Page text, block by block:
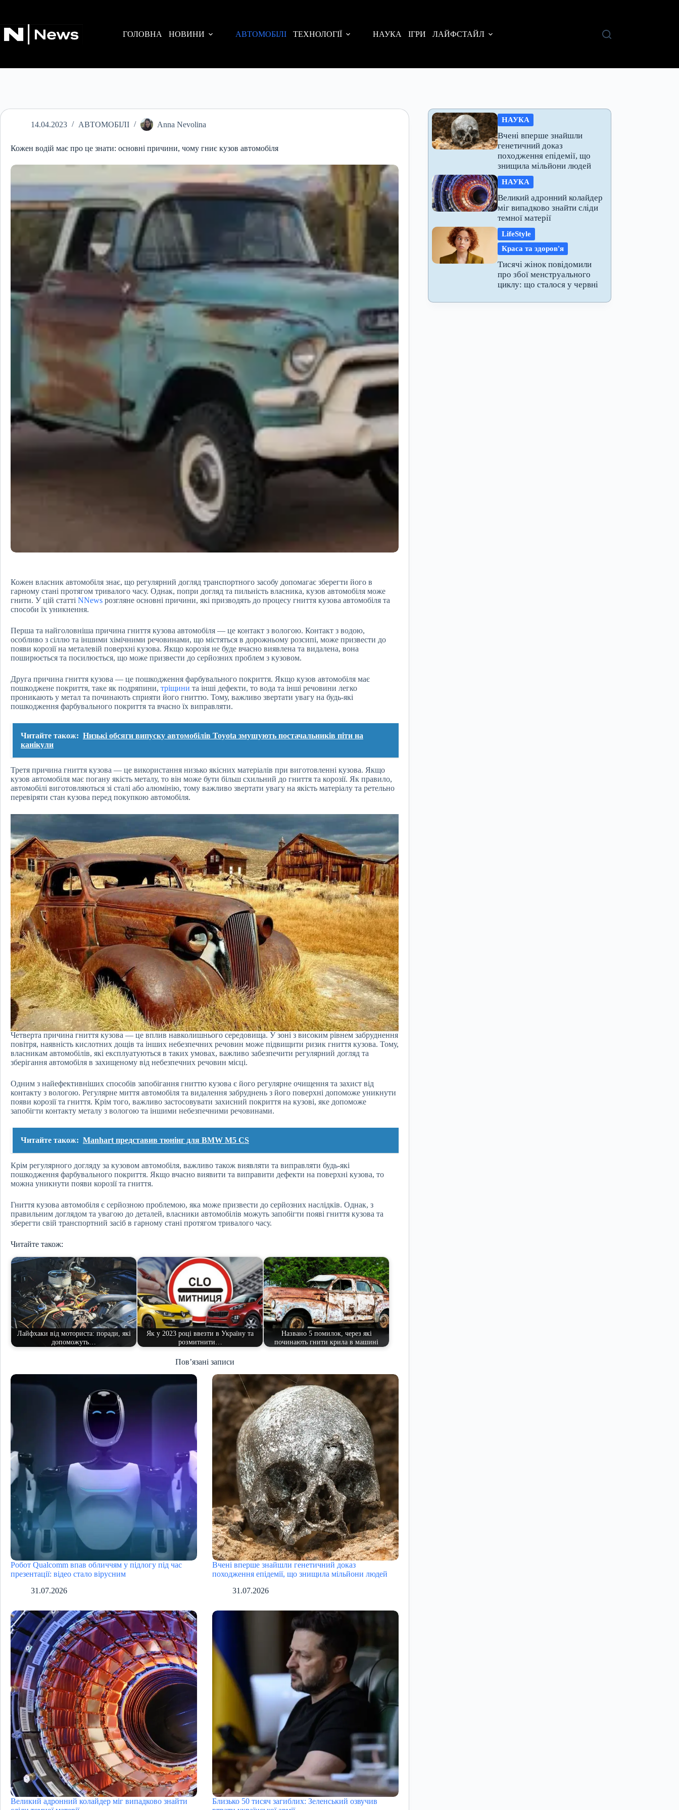
ГОЛОВНА
НОВИНИ АВТОМОБІЛІ ТЕХНОЛОГІЇ НАУКА ІГРИ ЛАЙФСТАЙЛ
14.04.2023 АВТОМОБІЛІ Anna Nevolina
Кожен водій має про це знати: основні причини, чому гниє кузов автомобіля
Кожен власник автомобіля знає, що регулярний догляд транспортного засобу допомагає зберегти його в
гарному стані протягом тривалого часу. Однак, попри догляд та пильність власника, кузов автомобіля може
гнити. У цій статті NNews розгляне основні причини, які призводять до процесу гниття кузова автомобіля та
способи їх уникнення.
Перша та найголовніша причина гниття кузова автомобіля — це контакт з вологою. Контакт з водою,
особливо з сіллю та іншими хімічними речовинами, що містяться в дорожньому розсипі, може призвести до
появи корозії на металевій поверхні кузова. Якщо корозія не буде вчасно виявлена та видалена, вона
поширюється та посилюється, що може призвести до серйозних проблем з кузовом.
Друга причина гниття кузова — це пошкодження фарбувального покриття. Якщо кузов автомобіля має
пошкоджене покриття, таке як подряпини, тріщини та інші дефекти, то вода та інші речовини легко
проникають у метал та починають сприяти його гниттю. Тому, важливо звертати увагу на будь-які
пошкодження фарбувального покриття та вчасно їх виправляти.
Читайте також: Низькі обсяги випуску автомобілів Toyota змушують постачальників піти на
канікули
Третя причина гниття кузова — це використання низько якісних матеріалів при виготовленні кузова. Якщо
кузов автомобіля має погану якість металу, то він може бути більш схильний до гниття та корозії. Як правило,
автомобілі виготовляються зі сталі або алюмінію, тому важливо звертати увагу на якість матеріалу та ретельно
перевіряти стан кузова перед покупкою автомобіля.
Четверта причина гниття кузова — це вплив навколишнього середовища. У зоні з високим рівнем забруднення
повітря, наявність кислотних дощів та інших небезпечних речовин може підвищити ризик гниття кузова. Тому,
власникам автомобілів, які експлуатуються в таких умовах, важливо забезпечити регулярний догляд та
зберігання автомобіля в захищеному від небезпечних речовин місці.
Одним з найефективніших способів запобігання гниттю кузова є його регулярне очищення та захист від
контакту з вологою. Регулярне миття автомобіля та видалення забруднень з його поверхні допоможе уникнути
появи корозії та гниття. Крім того, важливо застосовувати захисний покриття на кузові, яке допоможе
запобігти контакту металу з вологою та іншими небезпечними речовинами.
Читайте також: Manhart представив тюнінг для BMW M5 CS
Крім регулярного догляду за кузовом автомобіля, важливо також виявляти та виправляти будь-які
пошкодження фарбувального покриття. Якщо вчасно виявити та виправити дефекти на поверхні кузова, то
можна уникнути появи корозії та гниття.
Гниття кузова автомобіля є серйозною проблемою, яка може призвести до серйозних наслідків. Однак, з
правильним доглядом та увагою до деталей, власники автомобілів можуть запобігти появі гниття кузова та
зберегти свій транспортний засіб в гарному стані протягом тривалого часу.
Читайте також:
Лайфхаки від моториста: поради, які
допоможуть…
Як у 2023 році ввезти в Україну та
розмитнити…
Названо 5 помилок, через які
починають гнити крила в машині
Пов’язані записи
Робот Qualcomm впав обличчям у підлогу під час
презентації: відео стало вірусним
31.07.2026
Вчені вперше знайшли генетичний доказ
походження епідемії, що знищила мільйони людей
31.07.2026
Великий адронний колайдер міг випадково знайти
Близько 50 тисяч загиблих: Зеленський озвучив
НАУКА
Вчені вперше знайшли
генетичний доказ
походження епідемії, що
знищила мільйони людей
НАУКА
Великий адронний колайдер
міг випадково знайти сліди
темної матерії
LifeStyle
Краса та здоров'я
Тисячі жінок повідомили
про збої менструального
циклу: що сталося у червні